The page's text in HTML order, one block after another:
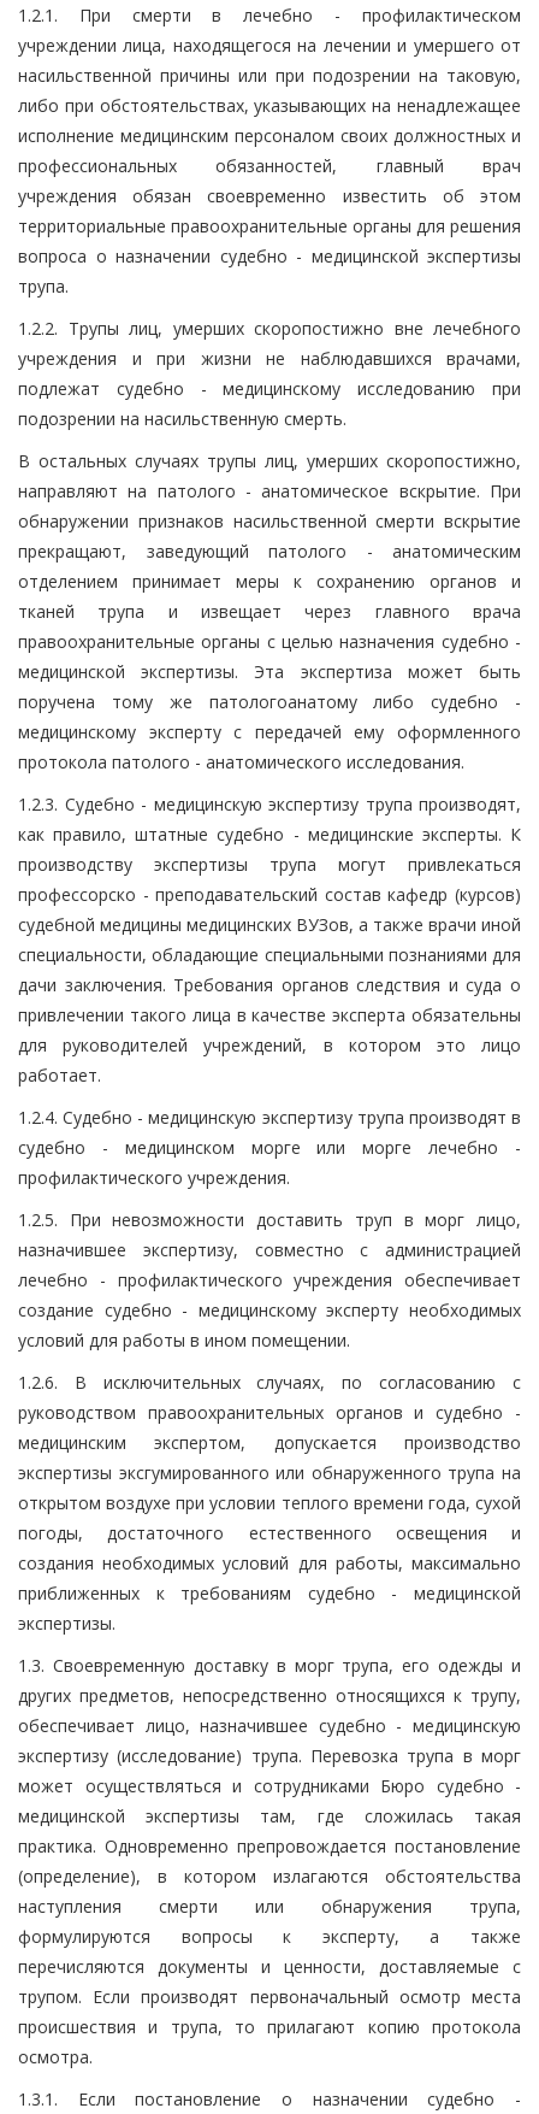
1.2.1. При смерти в лечебно - профилактическом
учреждении лица, находящегося на лечении и умершего от
насильственной причины или при подозрении на таковую,
либо при обстоятельствах, указывающих на ненадлежащее
исполнение медицинским персоналом своих должностных и
профессиональных обязанностей, главный врач
учреждения обязан своевременно известить об этом
территориальные правоохранительные органы для решения
вопроса о назначении судебно - медицинской экспертизы
трупа.
1.2.2. Трупы лиц, умерших скоропостижно вне лечебного
учреждения и при жизни не наблюдавшихся врачами,
подлежат судебно - медицинскому исследованию при
подозрении на насильственную смерть.
В остальных случаях трупы лиц, умерших скоропостижно,
направляют на патолого - анатомическое вскрытие. При
обнаружении признаков насильственной смерти вскрытие
прекращают, заведующий патолого - анатомическим
отделением принимает меры к сохранению органов и
тканей трупа и извещает через главного врача
правоохранительные органы с целью назначения судебно -
медицинской экспертизы. Эта экспертиза может быть
поручена тому же патологоанатому либо судебно -
медицинскому эксперту с передачей ему оформленного
протокола патолого - анатомического исследования.
1.2.3. Судебно - медицинскую экспертизу трупа производят,
как правило, штатные судебно - медицинские эксперты. К
производству экспертизы трупа могут привлекаться
профессорско - преподавательский состав кафедр (курсов)
судебной медицины медицинских ВУЗов, а также врачи иной
специальности, обладающие специальными познаниями для
дачи заключения. Требования органов следствия и суда о
привлечении такого лица в качестве эксперта обязательны
для руководителей учреждений, в котором это лицо
работает.
1.2.4. Судебно - медицинскую экспертизу трупа производят в
судебно - медицинском морге или морге лечебно -
профилактического учреждения.
1.2.5. При невозможности доставить труп в морг лицо,
назначившее экспертизу, совместно с администрацией
лечебно - профилактического учреждения обеспечивает
создание судебно - медицинскому эксперту необходимых
условий для работы в ином помещении.
1.2.6. В исключительных случаях, по согласованию с
руководством правоохранительных органов и судебно -
медицинским экспертом, допускается производство
экспертизы эксгумированного или обнаруженного трупа на
открытом воздухе при условии теплого времени года, сухой
погоды, достаточного естественного освещения и
создания необходимых условий для работы, максимально
приближенных к требованиям судебно - медицинской
экспертизы.
1.3. Своевременную доставку в морг трупа, его одежды и
других предметов, непосредственно относящихся к трупу,
обеспечивает лицо, назначившее судебно - медицинскую
экспертизу (исследование) трупа. Перевозка трупа в морг
может осуществляться и сотрудниками Бюро судебно -
медицинской экспертизы там, где сложилась такая
практика. Одновременно препровождается постановление
(определение), в котором излагаются обстоятельства
наступления смерти или обнаружения трупа,
формулируются вопросы к эксперту, а также
перечисляются документы и ценности, доставляемые с
трупом. Если производят первоначальный осмотр места
происшествия и трупа, то прилагают копию протокола
осмотра.
1.3.1. Если постановление о назначении судебно -